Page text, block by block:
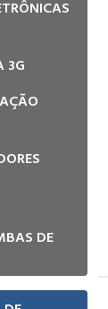
3G
DE